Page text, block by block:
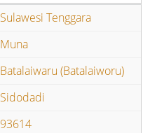
Sulawesi Tenggara
Muna
Batalaiwaru (Batalaiworu)
Sidodadi
93614